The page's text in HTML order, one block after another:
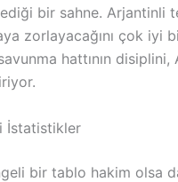
bir sahne. Arjantinli
zorlayacağını çok iyi
hattının disiplini,
İstatistikler
bir tablo hakim olsa